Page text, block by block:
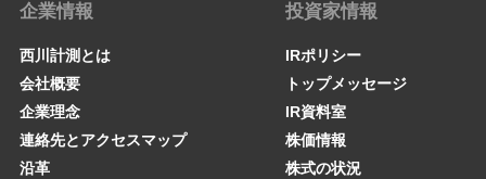
企業情報
西川計測とは
会社概要
企業理念
連絡先とアクセスマップ
沿革
投資家情報
IRポリシー
トップメッセージ
IR資料室
株価情報
株式の状況